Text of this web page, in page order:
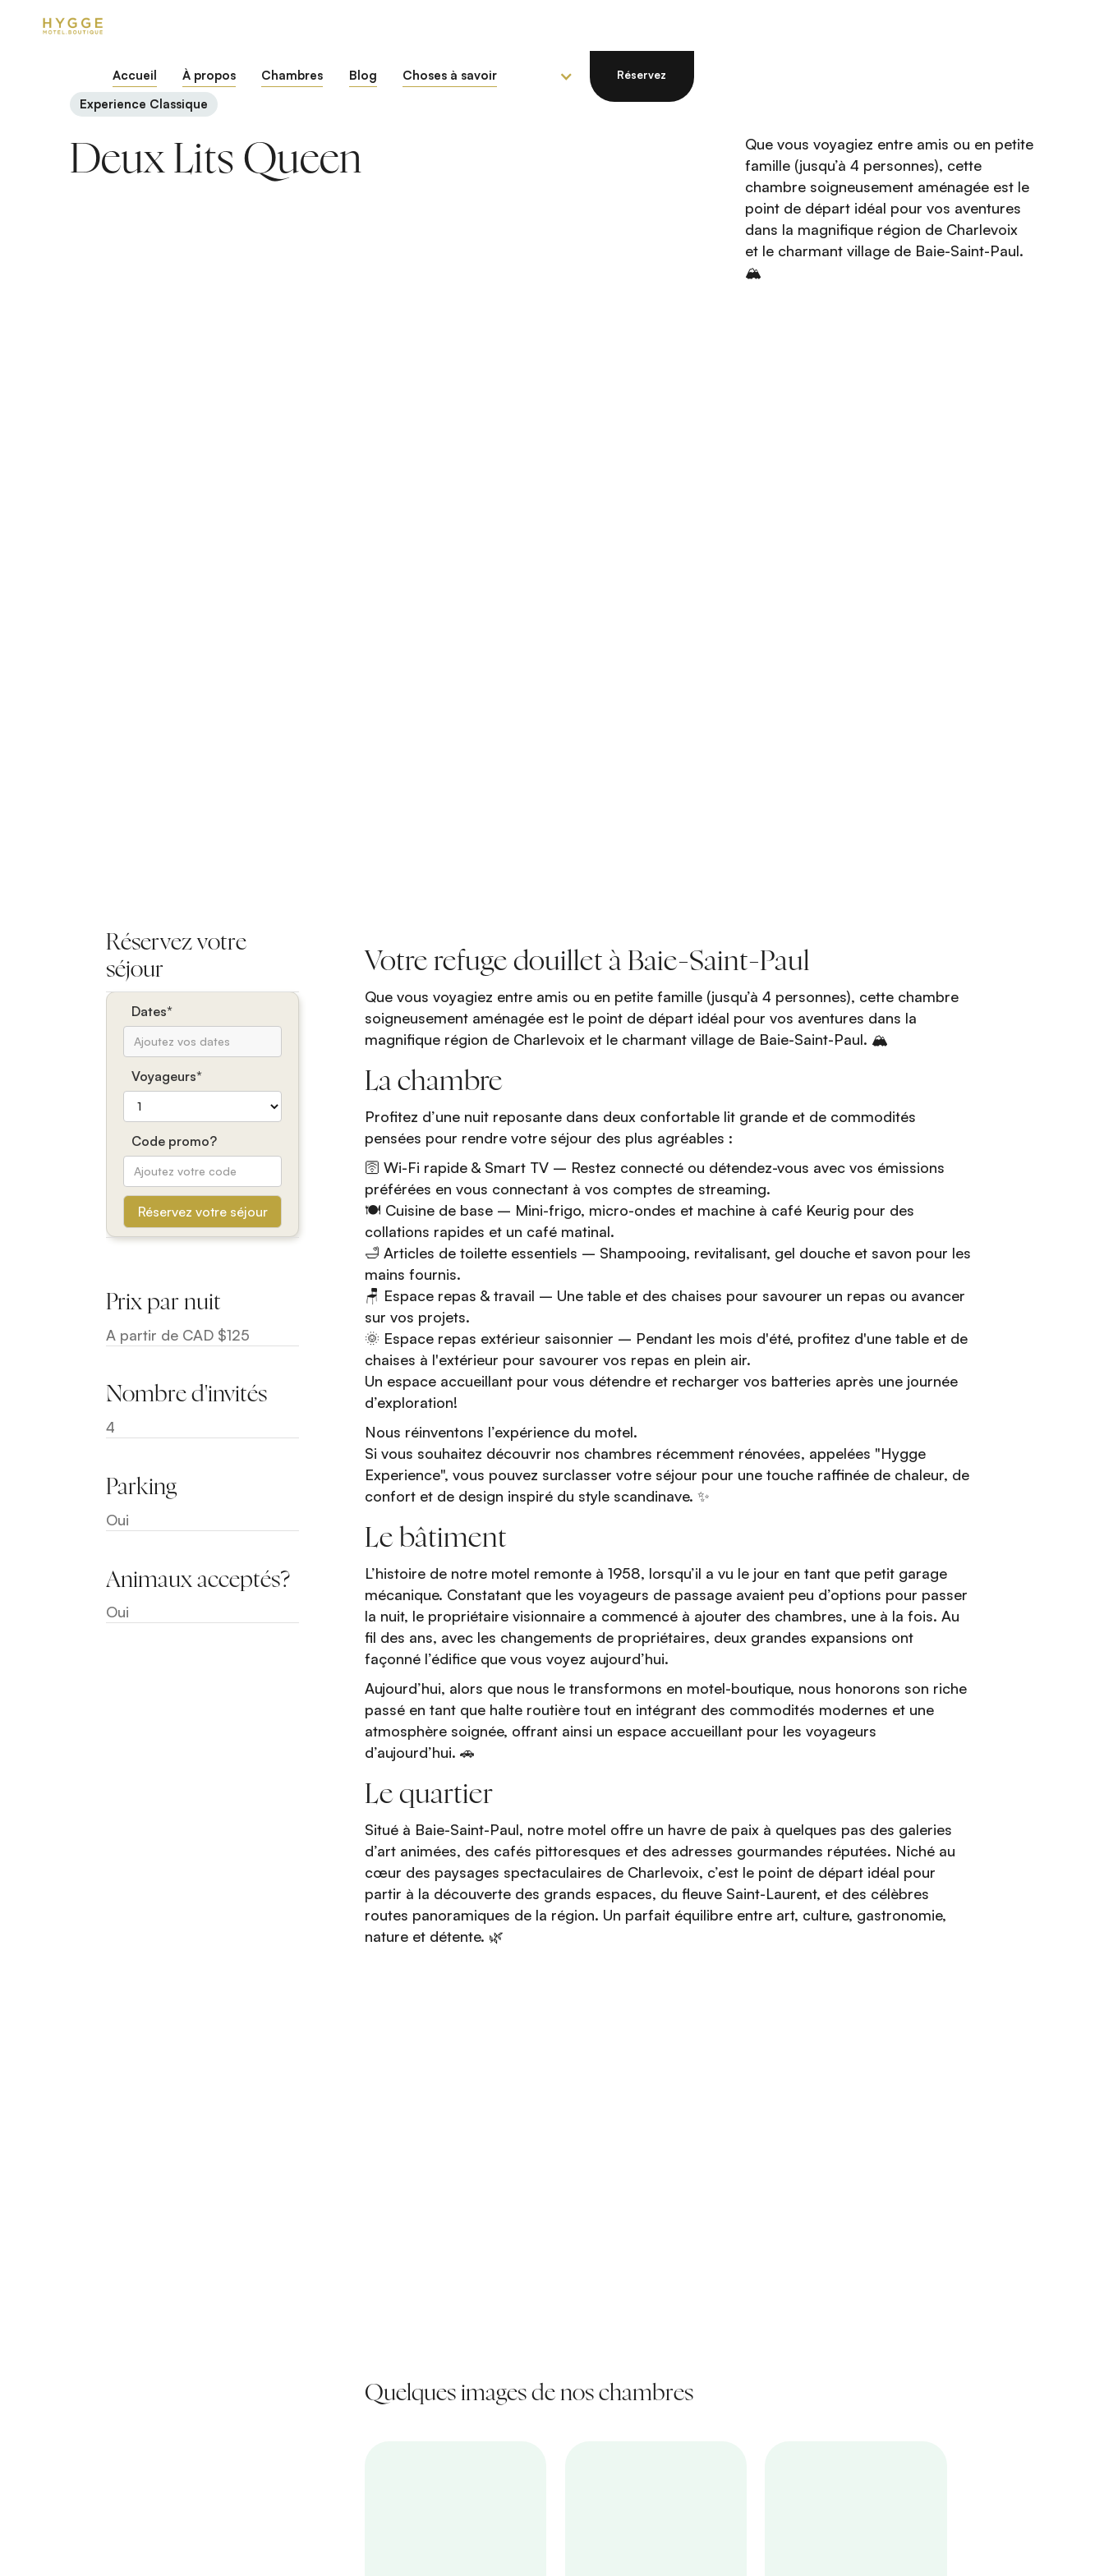
Accueil À propos Chambres Blog Choses à savoir Réservez
Experience Classique
Deux Lits Queen
Que vous voyagiez entre amis ou en petite
famille (jusqu’à 4 personnes), cette
chambre soigneusement aménagée est le
point de départ idéal pour vos aventures
dans la magnifique région de Charlevoix
et le charmant village de Baie-Saint-Paul.
🏔️
Réservez votre
séjour
Dates*
Voyageurs*
Code promo?
Prix par nuit
A partir de CAD $125
Nombre d'invités
4
Parking
Oui
Animaux acceptés?
Oui
Votre refuge douillet à Baie-Saint-Paul
Que vous voyagiez entre amis ou en petite famille (jusqu’à 4 personnes), cette chambre
soigneusement aménagée est le point de départ idéal pour vos aventures dans la
magnifique région de Charlevoix et le charmant village de Baie-Saint-Paul. 🏔️
La chambre
Profitez d’une nuit reposante dans deux confortable lit grande et de commodités
pensées pour rendre votre séjour des plus agréables :
🛜 Wi-Fi rapide & Smart TV – Restez connecté ou détendez-vous avec vos émissions
préférées en vous connectant à vos comptes de streaming.
🍽️ Cuisine de base – Mini-frigo, micro-ondes et machine à café Keurig pour des
collations rapides et un café matinal.
🛁 Articles de toilette essentiels – Shampooing, revitalisant, gel douche et savon pour les
mains fournis.
🪑 Espace repas & travail – Une table et des chaises pour savourer un repas ou avancer
sur vos projets.
🌞 Espace repas extérieur saisonnier – Pendant les mois d'été, profitez d'une table et de
chaises à l'extérieur pour savourer vos repas en plein air.
Un espace accueillant pour vous détendre et recharger vos batteries après une journée
d’exploration!
Nous réinventons l’expérience du motel.
Si vous souhaitez découvrir nos chambres récemment rénovées, appelées "Hygge
Experience", vous pouvez surclasser votre séjour pour une touche raffinée de chaleur, de
confort et de design inspiré du style scandinave. ✨
Le bâtiment
L’histoire de notre motel remonte à 1958, lorsqu’il a vu le jour en tant que petit garage
mécanique. Constatant que les voyageurs de passage avaient peu d’options pour passer
la nuit, le propriétaire visionnaire a commencé à ajouter des chambres, une à la fois. Au
fil des ans, avec les changements de propriétaires, deux grandes expansions ont
façonné l’édifice que vous voyez aujourd’hui.
Aujourd’hui, alors que nous le transformons en motel-boutique, nous honorons son riche
passé en tant que halte routière tout en intégrant des commodités modernes et une
atmosphère soignée, offrant ainsi un espace accueillant pour les voyageurs
d’aujourd’hui. 🚗
Le quartier
Situé à Baie-Saint-Paul, notre motel offre un havre de paix à quelques pas des galeries
d’art animées, des cafés pittoresques et des adresses gourmandes réputées. Niché au
cœur des paysages spectaculaires de Charlevoix, c’est le point de départ idéal pour
partir à la découverte des grands espaces, du fleuve Saint-Laurent, et des célèbres
routes panoramiques de la région. Un parfait équilibre entre art, culture, gastronomie,
nature et détente. 🌿
Quelques images de nos chambres